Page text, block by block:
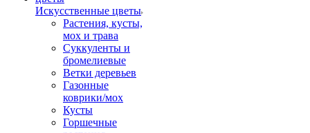
Искусственные цветы
Растения, кусты,
мох и трава
Суккуленты и
бромелиевые
Ветки деревьев
Газонные
коврики/мох
Кусты
Горшечные